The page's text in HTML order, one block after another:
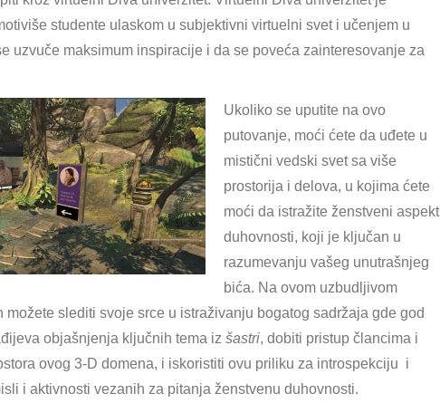
studente ulaskom u subjektivni virtuelni svet i učenjem u
uzvuče maksimum inspiracije i da se poveća zainteresovanje za
Ukoliko se uputite na ovo
putovanje, moći ćete da uđete u
mistični vedski svet sa više
prostorija i delova, u kojima ćete
moći da istražite ženstveni aspekt
duhovnosti, koji je ključan u
razumevanju vašeg unutrašnjeg
bića. Na ovom uzbudljivom
možete slediti svoje srce u istraživanju bogatog sadržaja gde god
objašnjenja ključnih tema iz šastri, dobiti pristup člancima i
ovog 3-D domena, i iskoristiti ovu priliku za introspekciju i
i aktivnosti vezanih za pitanja ženstvenu duhovnosti.